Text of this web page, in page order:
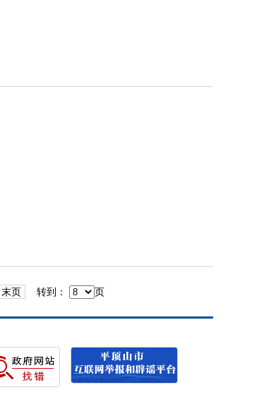
末页 转到： 页